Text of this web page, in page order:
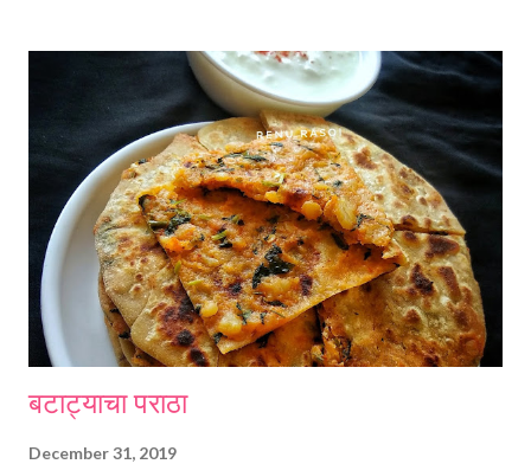
cup *Red chilli powder – 3 teaspoons *Salt – 1½ teaspoons
*Sugar – 1 teaspoon *Coriander powder – 3 teaspoons *Carom
seeds (ajwain) – ¼ teaspoon *Turmeric powder – 1 teaspoon
*White sesame seeds – 1 tablespoon Method 1. Clean the
tamarind and soak it in 1/2 cup of water for 15–20 minutes.
Extract the pulp and keep it aside. 2. In a large bowl, combine
the chopped colocasia leaves, gram flour, rice flour, red chilli
powder, salt, sugar, coriander powder, carom...
बटाट्याचा पराठा
December 31, 2019